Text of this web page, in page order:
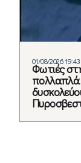
01/08/2026 19:43
Φωτιές
πολλαπλά